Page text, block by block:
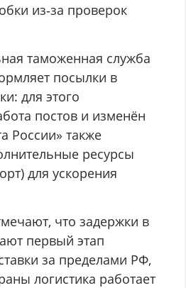
из‑за проверок
таможенная служба
посылки в
для этого
постов и изменён
России» также
ресурсы
для ускорения
что задержки в
первый этап
за пределами РФ,
логистика работает